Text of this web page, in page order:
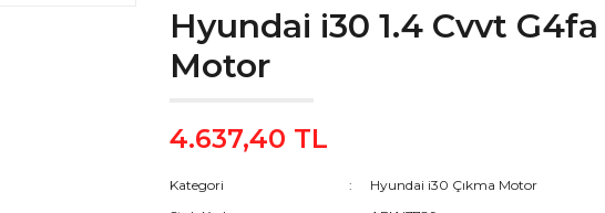
Hyundai i30 1.4 Cvvt G4fa
Motor
4.637,40 TL
Kategori
Hyundai i30 Çıkma Motor